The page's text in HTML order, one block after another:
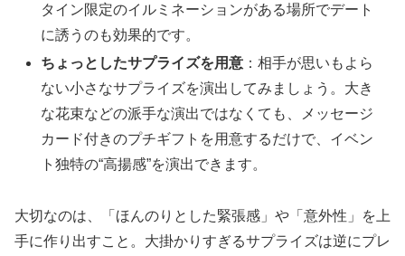
タイン限定のイルミネーションがある場所でデート
に誘うのも効果的です。
ちょっとしたサプライズを用意 ：相手が思いもよら
ない小さなサプライズを演出してみましょう。大き
な花束などの派手な演出ではなくても、メッセージ
カード付きのプチギフトを用意するだけで、イベン
ト独特の“高揚感”を演出できます。
大切なのは、「ほんのりとした緊張感」や「意外性」を上
手に作り出すこと。大掛かりすぎるサプライズは逆にプレ